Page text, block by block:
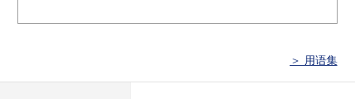
＞ 用语集